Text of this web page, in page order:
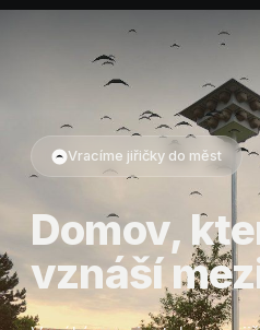
Vracíme jiřičky do měst
Domov,
vznáší